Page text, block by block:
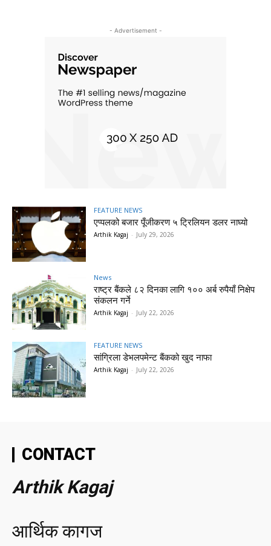
- Advertisement -
FEATURE NEWS
एप्पलको बजार पूँजीकरण ५ ट्रिलियन डलर नाघ्यो
Arthik Kagaj - July 29, 2026
News
राष्ट्र बैंकले ८२ दिनका लागि १०० अर्ब रुपैयाँ निक्षेप
संकलन गर्ने
Arthik Kagaj - July 22, 2026
FEATURE NEWS
सांग्रिला डेभलपमेन्ट बैंकको खुद नाफा
Arthik Kagaj - July 22, 2026
CONTACT
Arthik Kagaj
आर्थिक कागज